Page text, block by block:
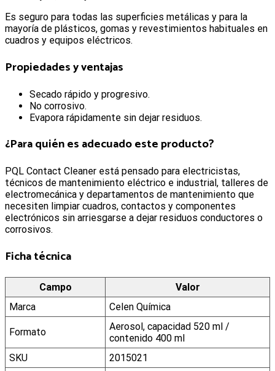
Es seguro para todas las superficies metálicas y para la
mayoría de plásticos, gomas y revestimientos habituales en
cuadros y equipos eléctricos.
Propiedades y ventajas
Secado rápido y progresivo.
No corrosivo.
Evapora rápidamente sin dejar residuos.
¿Para quién es adecuado este producto?
PQL Contact Cleaner está pensado para electricistas,
técnicos de mantenimiento eléctrico e industrial, talleres de
electromecánica y departamentos de mantenimiento que
necesiten limpiar cuadros, contactos y componentes
electrónicos sin arriesgarse a dejar residuos conductores o
corrosivos.
Ficha técnica
Campo
Valor
Marca
Celen Química
Formato
Aerosol, capacidad 520 ml /
contenido 400 ml
SKU
2015021